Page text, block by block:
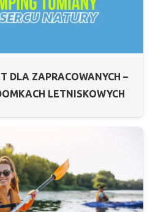
DLA ZAPRACOWANYCH –
LETNISKOWYCH